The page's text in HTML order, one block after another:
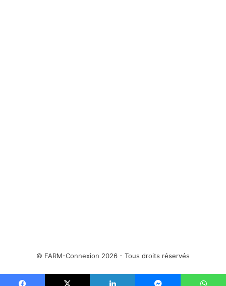
© FARM-Connexion 2026 - Tous droits réservés